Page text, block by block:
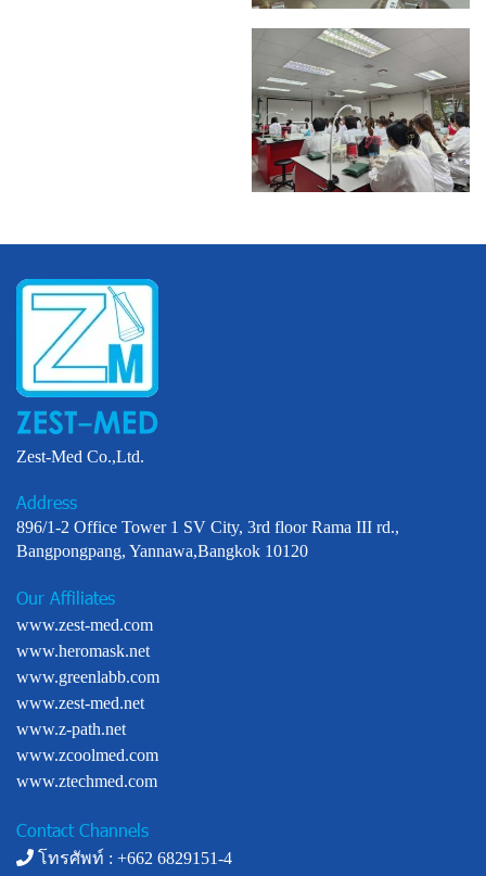
Zest-Med Co.,Ltd.
Address
896/1-2 Office Tower 1 SV City, 3rd floor Rama III rd.,
Bangpongpang, Yannawa,Bangkok 10120
Our Affiliates
www.zest-med.com
www.heromask.net
www.greenlabb.com
www.zest-med.net
www.z-path.net
www.zcoolmed.com
www.ztechmed.com
Contact Channels
โทรศัพท์ : +662 6829151-4